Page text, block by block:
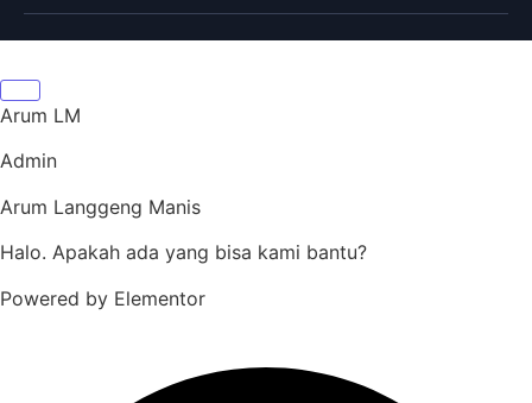
Arum LM
Admin
Arum Langgeng Manis
Halo. Apakah ada yang bisa kami bantu?
Powered by Elementor